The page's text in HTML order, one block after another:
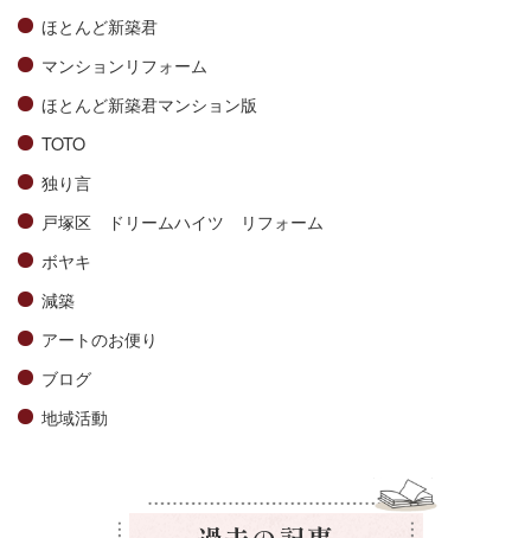
ほとんど新築君
マンションリフォーム
ほとんど新築君マンション版
TOTO
独り言
戸塚区 ドリームハイツ リフォーム
ボヤキ
減築
アートのお便り
ブログ
地域活動